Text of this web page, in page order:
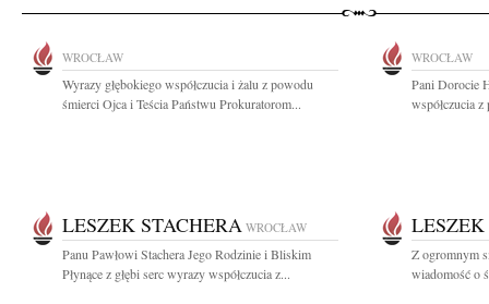
WROCŁAW
Wyrazy głębokiego współczucia i żalu z powodu
śmierci Ojca i Teścia Państwu Prokuratorom...
WROCŁAW
Pani Dorocie
współczucia
LESZEK STACHERA WROCŁAW
Panu Pawłowi Stachera Jego Rodzinie i Bliskim
Płynące z głębi serc wyrazy współczucia z...
Z ogromnym
wiadomość o